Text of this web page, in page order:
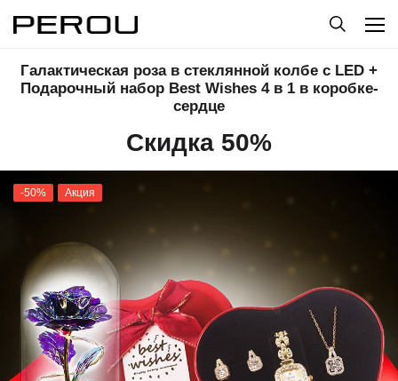
Галактическая роза в стеклянной колбе с LED +
Подарочный набор Best Wishes 4 в 1 в коробке-
сердце
Скидка 50%
-50% Акция